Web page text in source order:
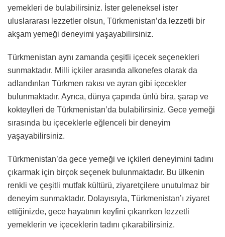
yemekleri de bulabilirsiniz. İster geleneksel ister
uluslararası lezzetler olsun, Türkmenistan’da lezzetli bir
akşam yemeği deneyimi yaşayabilirsiniz.
Türkmenistan aynı zamanda çeşitli içecek seçenekleri
sunmaktadır. Milli içkiler arasında alkonefes olarak da
adlandırılan Türkmen rakısı ve ayran gibi içecekler
bulunmaktadır. Ayrıca, dünya çapında ünlü bira, şarap ve
kokteylleri de Türkmenistan’da bulabilirsiniz. Gece yemeği
sırasında bu içeceklerle eğlenceli bir deneyim
yaşayabilirsiniz.
Türkmenistan’da gece yemeği ve içkileri deneyimini tadını
çıkarmak için birçok seçenek bulunmaktadır. Bu ülkenin
renkli ve çeşitli mutfak kültürü, ziyaretçilere unutulmaz bir
deneyim sunmaktadır. Dolayısıyla, Türkmenistan’ı ziyaret
ettiğinizde, gece hayatının keyfini çıkarırken lezzetli
yemeklerin ve içeceklerin tadını çıkarabilirsiniz.